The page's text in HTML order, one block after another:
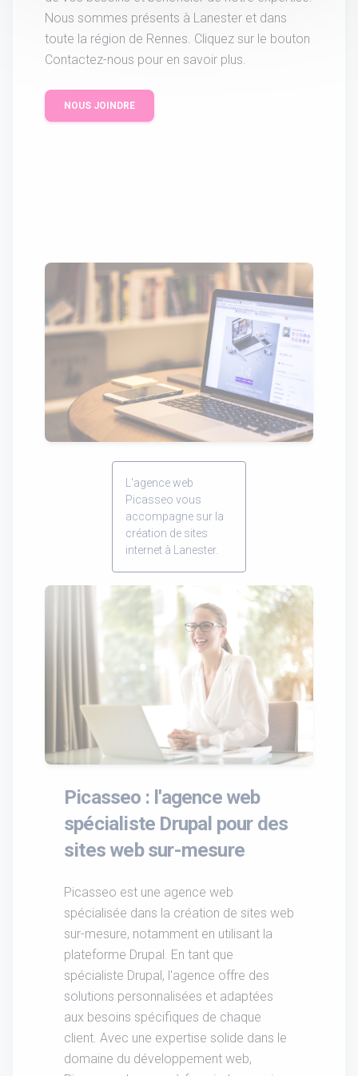
Nous sommes présents à Lanester et dans
toute la région de Rennes. Cliquez sur le bouton
Contactez-nous pour en savoir plus.
NOUS JOINDRE
L'agence web
Picasseo vous
accompagne sur la
création de sites
internet à Lanester.
Picasseo : l'agence web
spécialiste Drupal pour des
sites web sur-mesure
Picasseo est une agence web
spécialisée dans la création de sites web
sur-mesure, notamment en utilisant la
plateforme Drupal. En tant que
spécialiste Drupal, l'agence offre des
solutions personnalisées et adaptées
aux besoins spécifiques de chaque
client. Avec une expertise solide dans le
domaine du développement web,